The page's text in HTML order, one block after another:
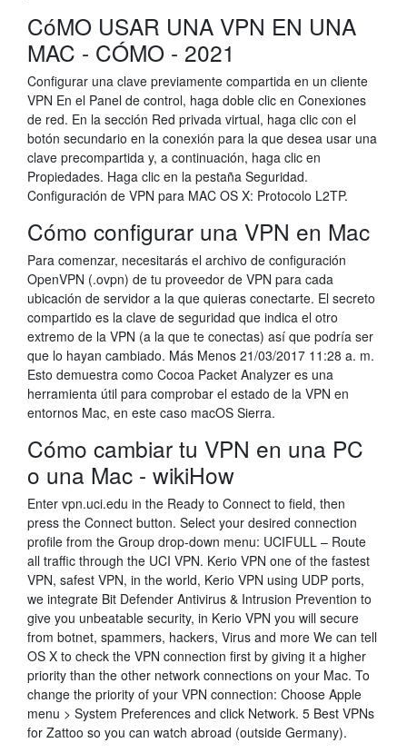
CóMO USAR UNA VPN EN UNA
MAC - CÓMO - 2021
Configurar una clave previamente compartida en un cliente
VPN En el Panel de control, haga doble clic en Conexiones
de red. En la sección Red privada virtual, haga clic con el
botón secundario en la conexión para la que desea usar una
clave precompartida y, a continuación, haga clic en
Propiedades. Haga clic en la pestaña Seguridad.
Configuración de VPN para MAC OS X: Protocolo L2TP.
Cómo configurar una VPN en Mac
Para comenzar, necesitarás el archivo de configuración
OpenVPN (.ovpn) de tu proveedor de VPN para cada
ubicación de servidor a la que quieras conectarte. El secreto
compartido es la clave de seguridad que indica el otro
extremo de la VPN (a la que te conectas) así que podría ser
que lo hayan cambiado. Más Menos 21/03/2017 11:28 a. m.
Esto demuestra como Cocoa Packet Analyzer es una
herramienta útil para comprobar el estado de la VPN en
entornos Mac, en este caso macOS Sierra.
Cómo cambiar tu VPN en una PC
o una Mac - wikiHow
Enter vpn.uci.edu in the Ready to Connect to field, then
press the Connect button. Select your desired connection
profile from the Group drop-down menu: UCIFULL – Route
all traffic through the UCI VPN. Kerio VPN one of the fastest
VPN, safest VPN, in the world, Kerio VPN using UDP ports,
we integrate Bit Defender Antivirus & Intrusion Prevention to
give you unbeatable security, in Kerio VPN you will secure
from botnet, spammers, hackers, Virus and more We can tell
OS X to check the VPN connection first by giving it a higher
priority than the other network connections on your Mac. To
change the priority of your VPN connection: Choose Apple
menu > System Preferences and click Network. 5 Best VPNs
for Zattoo so you can watch abroad (outside Germany).